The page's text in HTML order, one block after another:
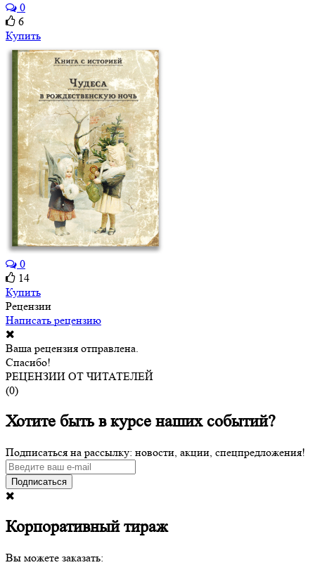
0
6
Купить
0
14
Купить
Рецензии
Написать рецензию
Ваша рецензия отправлена.
Спасибо!
РЕЦЕНЗИИ ОТ ЧИТАТЕЛЕЙ
(0)
Хотите быть в курсе наших событий?
Подписаться на рассылку: новости, акции, спецпредложения!
Подписаться
Корпоративный тираж
Вы можете заказать: